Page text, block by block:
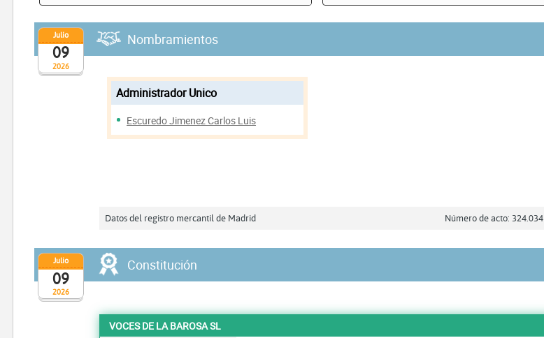
2026
Julio
09
Nombramientos
Administrador Unico
Escuredo Jimenez Carlos Luis
Datos del registro mercantil de Madrid Número de acto: 324.034
2026
Julio
09
Constitución
VOCES DE LA BAROSA SL